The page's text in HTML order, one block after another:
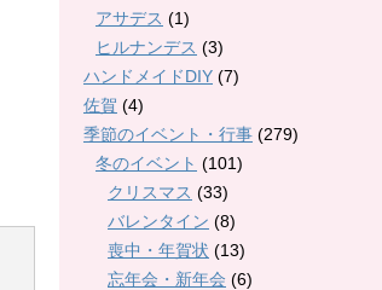
アサデス (1)
ヒルナンデス (3)
ハンドメイドDIY (7)
佐賀 (4)
季節のイベント・行事 (279)
冬のイベント (101)
クリスマス (33)
バレンタイン (8)
喪中・年賀状 (13)
忘年会・新年会 (6)